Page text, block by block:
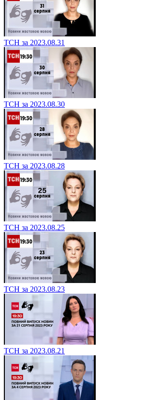
ТСН за 2023.08.31
ТСН за 2023.08.30
ТСН за 2023.08.28
ТСН за 2023.08.25
ТСН за 2023.08.23
ТСН за 2023.08.21